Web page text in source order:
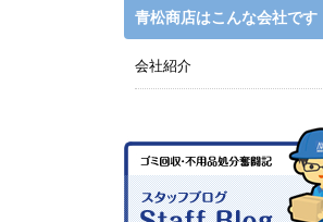
青松商店はこんな会社です
会社紹介